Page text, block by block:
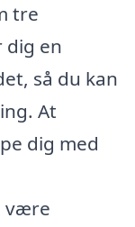
tre
dig en
så du kan
At
dig med
være